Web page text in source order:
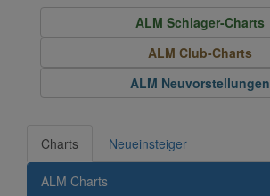
ALM Schlager-Charts
ALM Club-Charts
ALM Neuvorstellungen
Charts Neueinsteiger
ALM Charts